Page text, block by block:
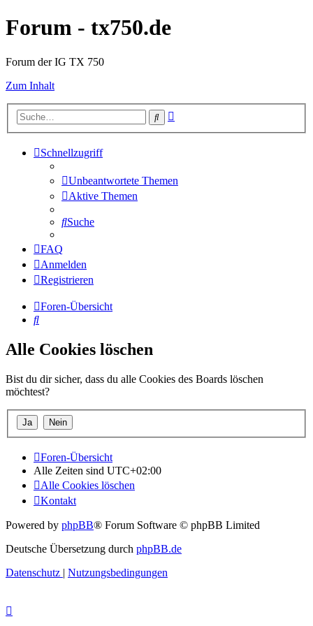
Forum - tx750.de
Forum der IG TX 750
Zum Inhalt
Suche
Schnellzugriff
Unbeantwortete Themen
Aktive Themen
Suche
FAQ
Anmelden
Registrieren
Foren-Übersicht
Suche
Alle Cookies löschen
Bist du dir sicher, dass du alle Cookies des Boards löschen
möchtest?
Foren-Übersicht
Alle Zeiten sind UTC+02:00
Alle Cookies löschen
Kontakt
Powered by phpBB® Forum Software © phpBB Limited
Deutsche Übersetzung durch phpBB.de
Datenschutz | Nutzungsbedingungen